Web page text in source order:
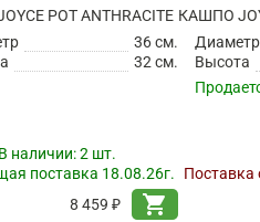
POT ANTHRACITE
36 см.
32 см.
наличии:2 шт.
поставка 18.08.26г.
8 459 ₽
shopping_cart
КАШПО
Диаметр
Высота
Поставка